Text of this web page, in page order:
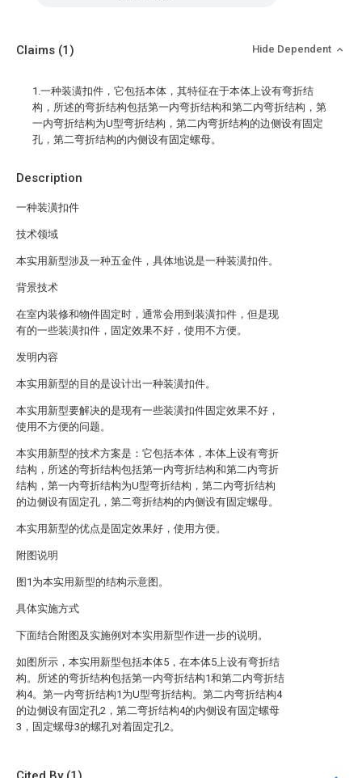
Description
一种装潢扣件
技术领域
本实用新型涉及一种五金件，具体地说是一种装潢扣件。
背景技术
在室内装修和物件固定时，通常会用到装潢扣件，但是现
有的一些装潢扣件，固定效果不好，使用不方便。
发明内容
本实用新型的目的是设计出一种装潢扣件。
本实用新型要解决的是现有一些装潢扣件固定效果不好，
使用不方便的问题。
本实用新型的技术方案是：它包括本体，本体上设有弯折
结构，所述的弯折结构包括第一内弯折结构和第二内弯折
结构，第一内弯折结构为U型弯折结构，第二内弯折结构
的边侧设有固定孔，第二弯折结构的内侧设有固定螺母。
本实用新型的优点是固定效果好，使用方便。
附图说明
图1为本实用新型的结构示意图。
具体实施方式
下面结合附图及实施例对本实用新型作进一步的说明。
如图所示，本实用新型包括本体5，在本体5上设有弯折结
构。所述的弯折结构包括第一内弯折结构1和第二内弯折结
构4。第一内弯折结构1为U型弯折结构。第二内弯折结构4
的边侧设有固定孔2，第二弯折结构4的内侧设有固定螺母
3，固定螺母3的螺孔对着固定孔2。
Claims (1) Hide Dependent
1.一种装潢扣件，它包括本体，其特征在于本体上设有弯折结
构，所述的弯折结构包括第一内弯折结构和第二内弯折结构，第
一内弯折结构为U型弯折结构，第二内弯折结构的边侧设有固定
孔，第二弯折结构的内侧设有固定螺母。